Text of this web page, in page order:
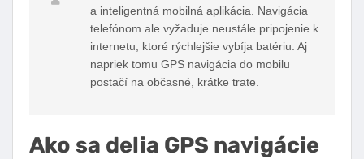
a inteligentná mobilná aplikácia. Navigácia
telefónom ale vyžaduje neustále pripojenie k
internetu, ktoré rýchlejšie vybíja batériu. Aj
napriek tomu GPS navigácia do mobilu
postačí na občasné, krátke trate.
Ako sa delia GPS navigácie